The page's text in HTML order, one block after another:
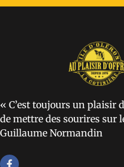
« C’est toujours un plaisir
de mettre des sourires sur
Guillaume Normandin